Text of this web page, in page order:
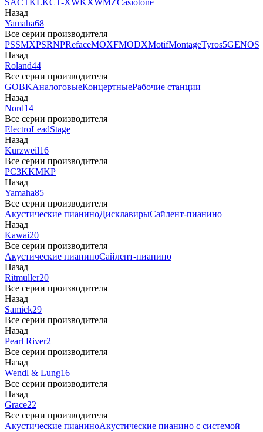
SACTKLKCT-XWKXWMZCasiotone
Назад
Yamaha68
Все серии производителя
PSSMXPSRNPRefaceMOXFMODXMotifMontageTyros5GENOS
Назад
Roland44
Все серии производителя
GOBKАналоговыеКонцертныеРабочие станции
Назад
Nord14
Все серии производителя
ElectroLeadStage
Назад
Kurzweil16
Все серии производителя
PC3KKMKP
Назад
Yamaha85
Все серии производителя
Акустические пианиноДисклавирыСайлент-пианино
Назад
Kawai20
Все серии производителя
Акустические пианиноСайлент-пианино
Назад
Ritmuller20
Все серии производителя
Назад
Samick29
Все серии производителя
Назад
Pearl River2
Все серии производителя
Назад
Wendl & Lung16
Все серии производителя
Назад
Grace22
Все серии производителя
Акустические пианиноАкустические пианино с системой